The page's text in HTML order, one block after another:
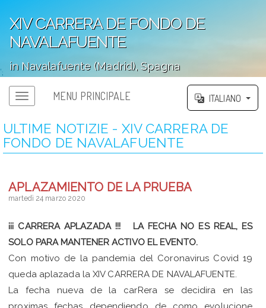
XIV CARRERA DE FONDO DE
NAVALAFUENTE
in Navalafuente (Madrid), Spagna
';
MENU PRINCIPALE ITALIANO
ULTIME NOTIZIE - XIV CARRERA DE
FONDO DE NAVALAFUENTE
APLAZAMIENTO DE LA PRUEBA
martedì 24 marzo 2020
¡¡¡ CARRERA APLAZADA !!! LA FECHA NO ES REAL, ES
SOLO PARA MANTENER ACTIVO EL EVENTO.
Con motivo de la pandemia del Coronavirus Covid 19
queda aplazada la XIV CARRERA DE NAVALAFUENTE.
La fecha nueva de la carRera se decidira en las